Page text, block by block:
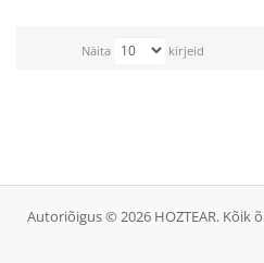
Näita kirjeid
Autoriõigus © 2026 HOZTEAR. Kõik